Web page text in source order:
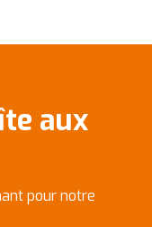
aux
pour notre